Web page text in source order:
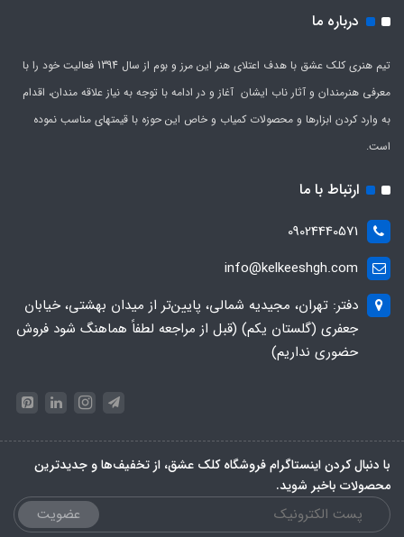
درباره ما
تیم هنری کلک عشق با هدف اعتلای هنر این مرز و بوم از سال 1394 فعالیت خود را با
معرفی هنرمندان و آثار ناب ایشان آغاز و در ادامه با توجه به نیاز علاقه مندان، اقدام
به وارد کردن ابزارها و محصولات کمیاب و خاص این حوزه با قیمتهای مناسب نموده
است.
ارتباط با ما
09024440571
info@kelkeeshgh.com
دفتر: تهران، مجیدیه شمالی، پایین‌تر از میدان بهشتی، خیابان
جعفری (گلستان یکم) (قبل از مراجعه لطفاً هماهنگ شود فروش
حضوری نداریم)
با دنبال کردن اینستاگرام فروشگاه کلک عشق، از تخفیف‌ها و جدیدترین‌
محصولات باخبر شوید.
عضویت